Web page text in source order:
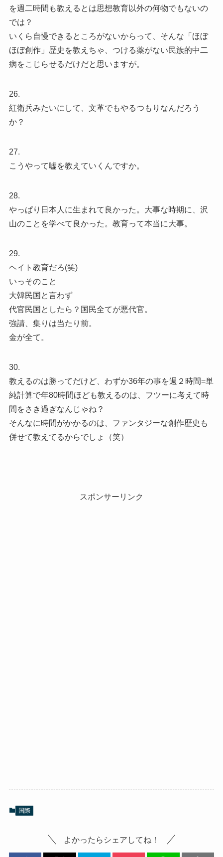
を週二時間も教えるとは思想教育以外の何物でもないの
では？
いくら自慢できるところがないからって、そんな「ほぼ
ほぼ創作」歴史を教えちゃ、つける薬がない民族的中二
病をこじらせるだけだと思いますが。
26.
紅衛兵みたいにして、文革でもやるつもりなんだろう
か？
27.
こうやって嘘を教えていくんですか。
28.
やっぱり日本人に生まれて良かった。大事な時期に、沢
山のことを学べて良かった。教育って本当に大事。
29.
ヘイト教育だろ(笑)
いっそのこと
大韓民国と言わず
代官民国としたら？国民全てが悪代官。
強請、集りは当たり前。
金が全て。
30.
教えるのは勝ってだけど、わずか36年の事を週２時間=単
純計算で年80時間ほども教えるのは、フツーに考えて時
間をさき過ぎなんじゃね？
そんなに時間がかかるのは、ファンタジーな創作歴史も
併せて教えてるからでしょ（笑）
スポンサーリンク
国際
よかったらシェアしてね！